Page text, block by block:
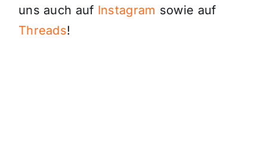
uns auch auf Instagram sowie auf
Threads!